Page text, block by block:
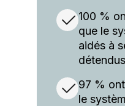
100 %
que le
aidés à
97 %
le